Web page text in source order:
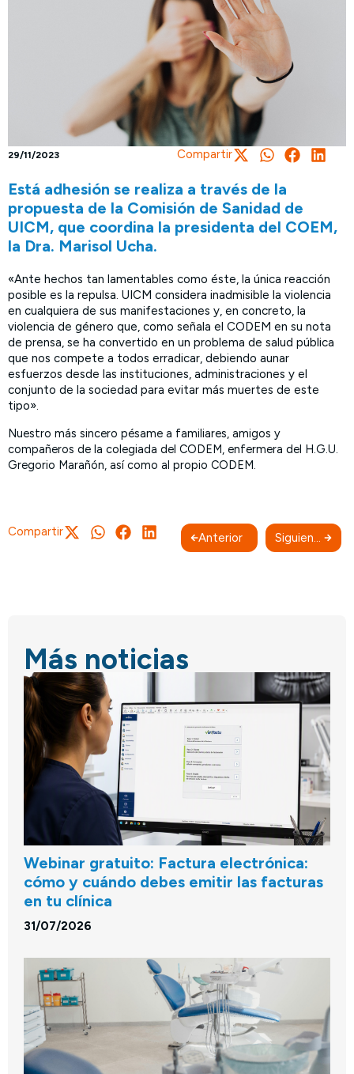
29/11/2023 Compartir
Está adhesión se realiza a través de la
propuesta de la Comisión de Sanidad de
UICM, que coordina la presidenta del COEM,
la Dra. Marisol Ucha.
«Ante hechos tan lamentables como éste, la única reacción
posible es la repulsa. UICM considera inadmisible la violencia
en cualquiera de sus manifestaciones y, en concreto, la
violencia de género que, como señala el CODEM en su nota
de prensa, se ha convertido en un problema de salud pública
que nos compete a todos erradicar, debiendo aunar
esfuerzos desde las instituciones, administraciones y el
conjunto de la sociedad para evitar más muertes de este
tipo».
Nuestro más sincero pésame a familiares, amigos y
compañeros de la colegiada del CODEM, enfermera del H.G.U.
Gregorio Marañón, así como al propio CODEM.
Compartir Anterior Siguiente
Más noticias
Webinar gratuito: Factura electrónica:
cómo y cuándo debes emitir las facturas
en tu clínica
31/07/2026